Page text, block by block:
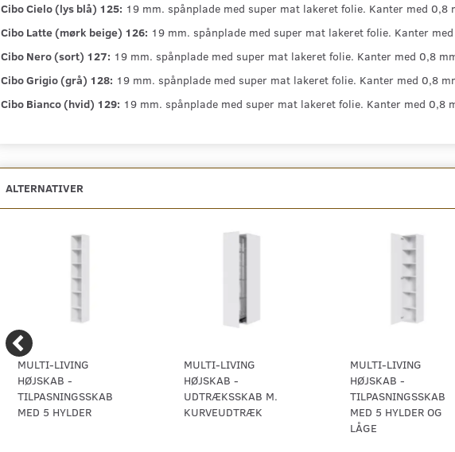
Cibo Cielo (lys blå) 125: 19 mm. spånplade med super mat lakeret folie. Kanter med 0,8
Cibo Latte (mørk beige) 126: 19 mm. spånplade med super mat lakeret folie. Kanter
Cibo Nero (sort) 127: 19 mm. spånplade med super mat lakeret folie. Kanter med 0,8
Cibo Grigio (grå) 128: 19 mm. spånplade med super mat lakeret folie. Kanter med 0,8
Cibo Bianco (hvid) 129: 19 mm. spånplade med super mat lakeret folie. Kanter med 0,8
ALTERNATIVER
MULTI-LIVING
HØJSKAB -
TILPASNINGSSKAB
MED 5 HYLDER
MULTI-LIVING
HØJSKAB -
UDTRÆKSSKAB M.
KURVEUDTRÆK
MULTI-LIVING
HØJSKAB -
TILPASNINGSSKAB
MED 5 HYLDER OG
LÅGE